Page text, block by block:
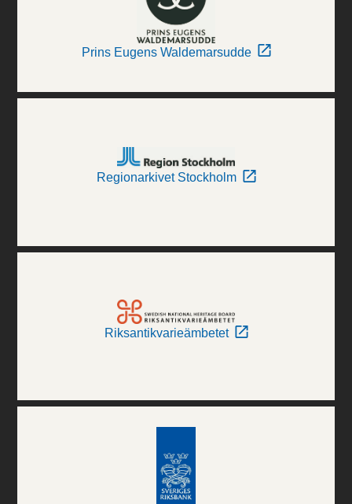
Prins Eugens Waldemarsudde
Regionarkivet Stockholm
Riksantikvarieämbetet